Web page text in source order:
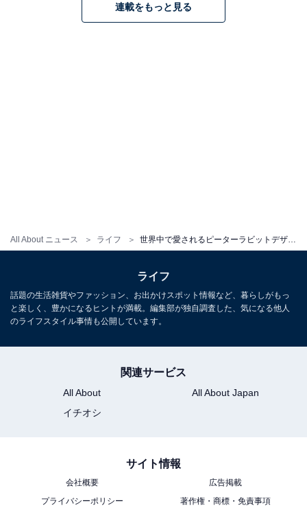
All About ニュース ライフ
感あふれるメタル仕様の「モンチッチ マーカー
アクセサリー」全6種が見逃せない【最新ガチャ
情報】
連載をもっと見る
ライフ
話題の生活雑貨やファッション、お出かけスポット情報など、暮らしがもっ
と楽しく、豊かになるヒントが満載。編集部が独自調査した、気になる他人
のライフスタイル事情も公開しています。
関連サービス
All About
All About Japan
イチオシ
サイト情報
会社概要
広告掲載
プライバシーポリシー
著作権・商標・免責事項